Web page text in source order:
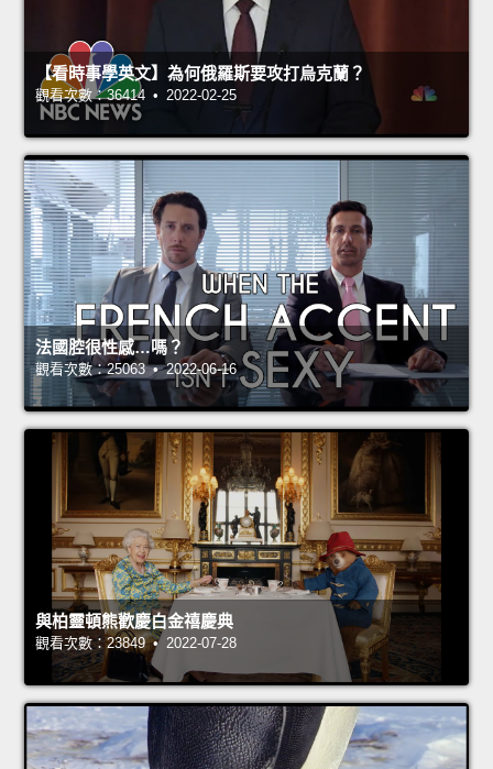
【看時事學英文】為何俄羅斯要攻打烏克蘭？
觀看次數：36414 • 2022-02-25
法國腔很性感…嗎？
觀看次數：25063 • 2022-06-16
與柏靈頓熊歡慶白金禧慶典
觀看次數：23849 • 2022-07-28